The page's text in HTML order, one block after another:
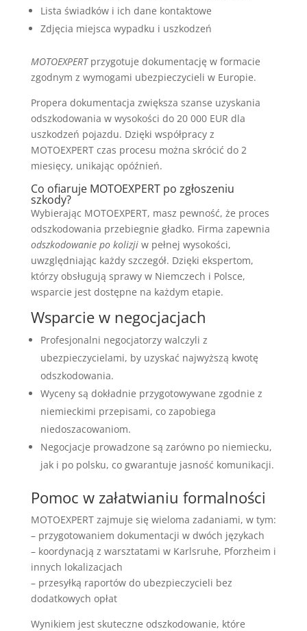
Lista świadków i ich dane kontaktowe
Zdjęcia miejsca wypadku i uszkodzeń
MOTOEXPERTprzygotuje dokumentację w formacie
zgodnym z wymogami ubezpieczycieli w Europie.
Propera dokumentacja zwiększa szanse uzyskania
odszkodowania w wysokości do 20 000 EUR dla
uszkodzeń pojazdu. Dzięki współpracy z
MOTOEXPERT czas procesu można skrócić do 2
miesięcy, unikając opóźnień.
Co ofiaruje MOTOEXPERT po zgłoszeniu
szkody?
Wybierając MOTOEXPERT, masz pewność, że proces
odszkodowania przebiegnie gładko. Firma zapewnia
odszkodowanie po kolizjiw pełnej wysokości,
uwzględniając każdy szczegół. Dzięki ekspertom,
którzy obsługują sprawy w Niemczech i Polsce,
wsparcie jest dostępne na każdym etapie.
Wsparcie w negocjacjach
Profesjonalni negocjatorzy walczyli z
ubezpieczycielami, by uzyskać najwyższą kwotę
odszkodowania.
Wyceny są dokładnie przygotowywane zgodnie z
niemieckimi przepisami, co zapobiega
niedoszacowaniom.
Negocjacje prowadzone są zarówno po niemiecku,
jak i po polsku, co gwarantuje jasność komunikacji.
Pomoc w załatwianiu formalności
MOTOEXPERT zajmuje się wieloma zadaniami, w tym:
– przygotowaniem dokumentacji w dwóch językach
– koordynacją z warsztatami w Karlsruhe, Pforzheim i
innych lokalizacjach
– przesyłką raportów do ubezpieczycieli bez
dodatkowych opłat
Wynikiem jest skuteczne odszkodowanie, które